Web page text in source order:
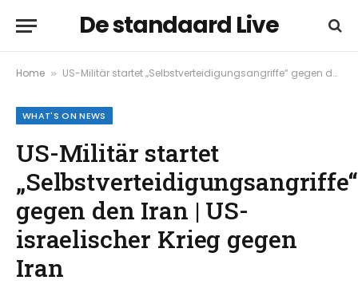
De standaard Live
Home » US-Militär startet „Selbstverteidigungsangriffe“ gegen den Iran | US-israelischer Krieg gegen Iran
WHAT'S ON NEWS
US-Militär startet
„Selbstverteidigungsangriffe“
gegen den Iran | US-
israelischer Krieg gegen
Iran